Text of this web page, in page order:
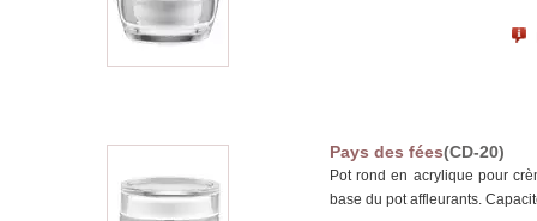
Pays des fées(CD-20)
Pot rond en acrylique pour
base du pot affleurants.